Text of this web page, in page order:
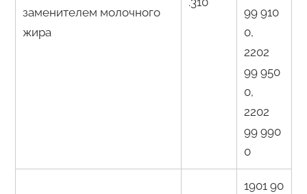
заменителем молочного
жира
99 910
0,
2202
99 950
0,
2202
99 990
0
1901 90